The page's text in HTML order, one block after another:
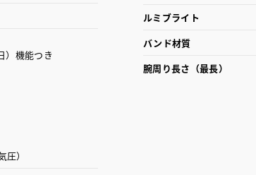
）機能つき
ルミブライト
バンド材質
腕周り長さ（最長）
）